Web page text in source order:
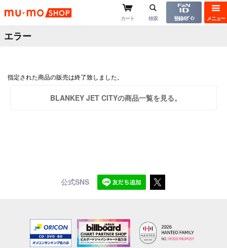
メニュー
mu-moショップ
カート 検索 登録/ﾛｸﾞｲﾝ
エラー
指定された商品の販売は終了致しました。
BLANKEY JET CITYの商品一覧を見る。
公式SNS